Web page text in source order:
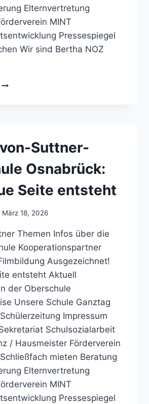
Elternvertretung
MINT
Pressespiegel
Wir sind Bertha NOZ
BERTHA-
MENSA
Suttner-
Osnabrück:
Seite entsteht
März 18, 2026
Themen Infos über die
Kooperationspartner
Ausgezeichnet!
entsteht Aktuell
der Oberschule
Unsere Schule Ganztag
Impressum
Schulsozialarbeit
/ Hausmeister Förderverein
mieten Beratung
Elternvertretung
MINT
Pressespiegel